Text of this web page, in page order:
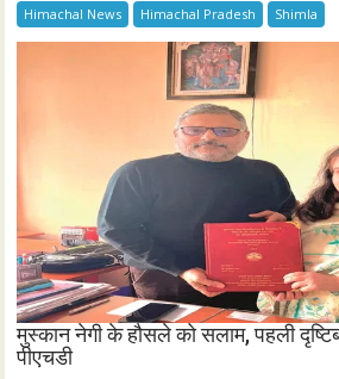
Himachal News Himachal Pradesh Shimla
मुस्कान नेगी के हौसले को सलाम, पहली
पीएचडी